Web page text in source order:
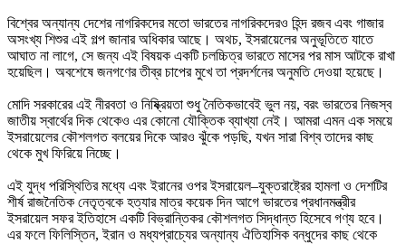
বিশ্বের অন্যান্য দেশের নাগরিকদের মতো ভারতের নাগরিকদেরও হিন্দ রজব এবং গাজার
অসংখ্য শিশুর এই গল্প জানার অধিকার আছে। অথচ, ইসরায়েলের অনুভূতিতে যাতে
আঘাত না লাগে, সে জন্য এই বিষয়ক একটি চলচ্চিত্র ভারতে মাসের পর মাস আটকে রাখা
হয়েছিল। অবশেষে জনগণের তীব্র চাপের মুখে তা প্রদর্শনের অনুমতি দেওয়া হয়েছে।
মোদি সরকারের এই নীরবতা ও নিষ্ক্রিয়তা শুধু নৈতিকভাবেই ভুল নয়, বরং ভারতের নিজস্ব
জাতীয় স্বার্থের দিক থেকেও এর কোনো যৌক্তিক ব্যাখ্যা নেই। আমরা এমন এক সময়ে
ইসরায়েলের কৌশলগত বলয়ের দিকে আরও ঝুঁকে পড়ছি, যখন সারা বিশ্ব তাদের কাছ
থেকে মুখ ফিরিয়ে নিচ্ছে।
এই যুদ্ধ পরিস্থিতির মধ্যে এবং ইরানের ওপর ইসরায়েল–যুক্তরাষ্ট্রের হামলা ও দেশটির
শীর্ষ রাজনৈতিক নেতৃত্বকে হত্যার মাত্র কয়েক দিন আগে ভারতের প্রধানমন্ত্রীর
ইসরায়েল সফর ইতিহাসে একটি বিভ্রান্তিকর কৌশলগত সিদ্ধান্ত হিসেবে গণ্য হবে।
এর ফলে ফিলিস্তিন, ইরান ও মধ্যপ্রাচ্যের অন্যান্য ঐতিহাসিক বন্ধুদের কাছ থেকে